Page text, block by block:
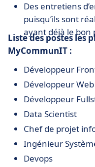
Des entretiens
puisqu’ils sont
ayant déjà le bon
Liste des postes les
MyCommunIT :
Développeur
Développeur Web
Développeur
Data Scientist
Chef de projet
Ingénieur
Devops